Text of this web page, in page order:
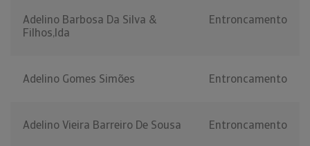
Adelino Barbosa Da Silva &
Filhos,lda
Entroncamento
Adelino Gomes Simões Entroncamento
Adelino Vieira Barreiro De Sousa Entroncamento